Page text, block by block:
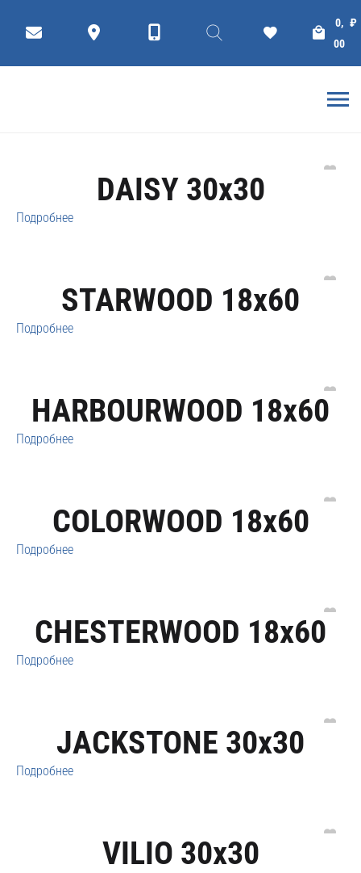
₽
0,
00
современный
DAISY 30x30
Подробнее
STARWOOD 18x60
Подробнее
HARBOURWOOD 18x60
Подробнее
COLORWOOD 18x60
Подробнее
CHESTERWOOD 18x60
Подробнее
JACKSTONE 30x30
Подробнее
VILIO 30x30